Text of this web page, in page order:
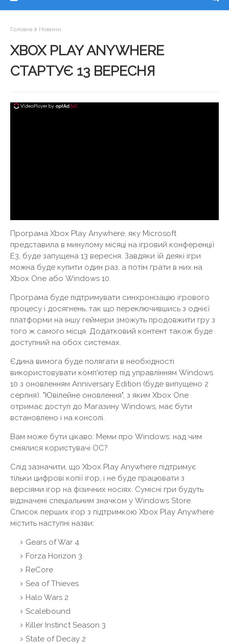
Головна Новини
XBOX PLAY ANYWHERE
СТАРТУЄ 13 ВЕРЕСНЯ
Програма Xbox Play Anywhere, яку Microsoft
представила в минулому місяці на ігровий конференції
E3, буде запущена 13 вересня. Завдяки їй деякі ігри
можна буде купити один раз, а потім грати в них на
Xbox One або Windows 10.
Програма буде підтримувати синхронізацію ігрового
процесу і досягнень, так що переключившись з однієї
платформи на іншу геймери зможуть продовжити гру з
того ж самого місця. Додатковий контент також буде
доступний на обох системах.
Єдина вимога буде полягати в необхідності
використовувати комп'ютер під управлінням Windows
10 з оновленням Anniversary Edition (буде випущено 2
серпня). "Ювілейне оновлення", з яким Xbox One
отримає доступ до Магазину Windows, має бути
встановлено і на консолі.
Вам може бути цікаво: Меми про Windows: над чим
сміялися користувачі ОС?
Слід зазначити, що Xbox Play Anywhere підтримує
тільки цифрові копії ігор, і не буде працювати з
версіями ігор на фізичних носіях. Сумісні гри будуть
відзначені спеціальним значком у Windows Store.
Список перших ігор з підтримкою Xbox Play Anywhere
містить наступні назви:
Gears of War 4
Forza Horizon 3
ReCore
Sea of ​​Thieves
Halo Wars 2
Scalebound
Killer Instinct Season 3
State of Decay 2